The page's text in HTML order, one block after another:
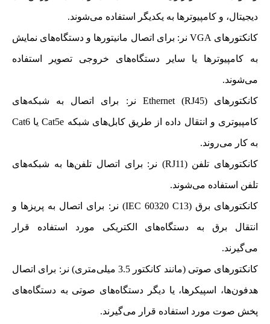
دیجیتال، و کامپیوترها به یکدیگر استفاده می‌شوند.
کانکتورهای VGA نر: برای اتصال مانیتورها و دستگاه‌های نمایش
به کامپیوترها یا سایر دستگاه‌های خروجی تصویر استفاده
می‌شوند.
کانکتورهای Ethernet (RJ45) نر: برای اتصال به شبکه‌های
کامپیوتری و انتقال داده از طریق کابل‌های شبکه Cat5e یا Cat6
به کار می‌روند.
کانکتورهای تلفن (RJ11) نر: برای اتصال تلفن‌ها به شبکه‌های
تلفن استفاده می‌شوند.
کانکتورهای برق (IEC 60320 C13) نر: برای اتصال به پریزها و
انتقال برق به دستگاه‌های الکتریکی مورد استفاده قرار
می‌گیرند.
کانکتورهای صوتی (مانند کانکتور 3.5 میلی‌متری) نر: برای اتصال
هدفون‌ها، اسپیکرها، یا دیگر دستگاه‌های صوتی به دستگاه‌های
پخش صوت مورد استفاده قرار می‌گیرند.